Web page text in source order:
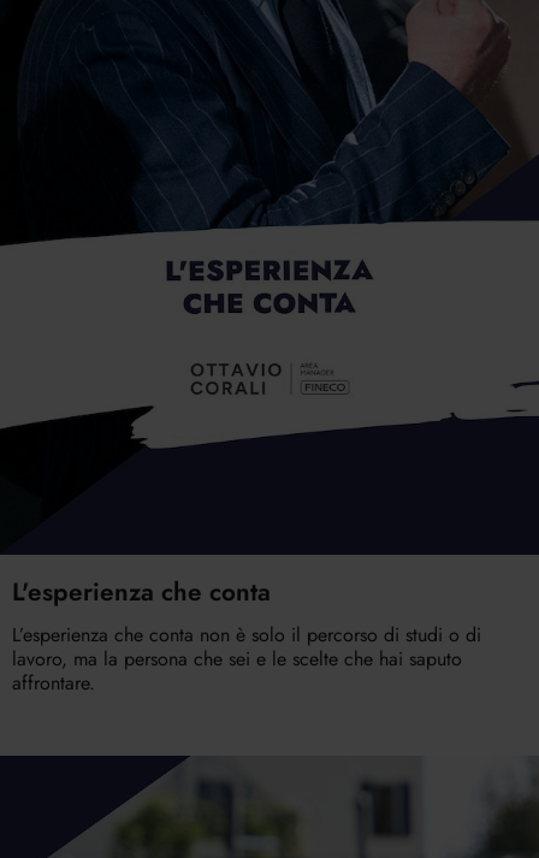
L'esperienza che conta
L’esperienza che conta non è solo il percorso di studi o di
lavoro, ma la persona che sei e le scelte che hai saputo
affrontare.